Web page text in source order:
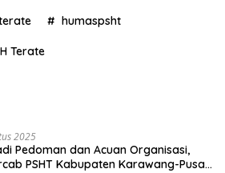
humaspsht
Terate
2025
Pedoman dan Acuan Organisasi,
PSHT Kabupaten Karawang-Pusat